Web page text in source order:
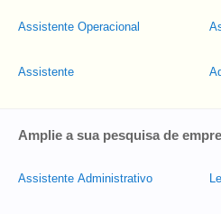
Assistente Operacional
Assistente
Amplie a sua pesquisa de
Assistente Administrativo